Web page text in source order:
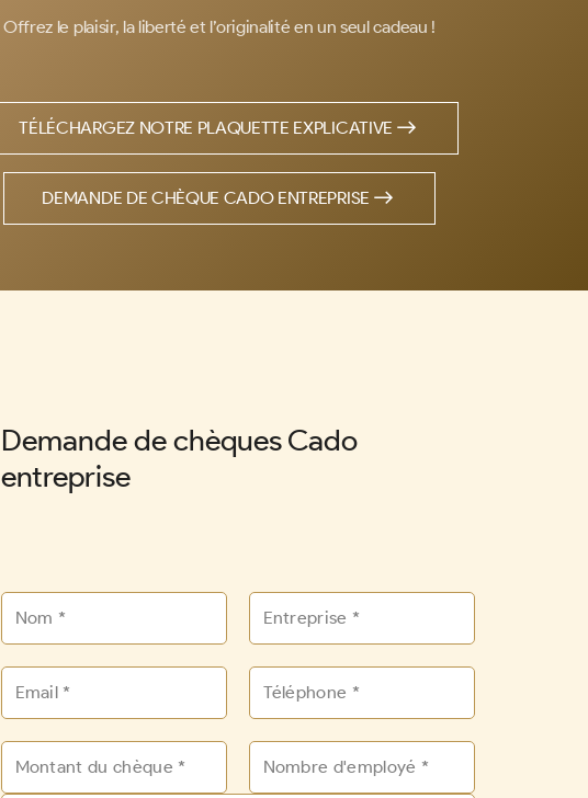
Offrez le plaisir, la liberté et l’originalité en un seul cadeau !
TÉLÉCHARGEZ NOTRE PLAQUETTE EXPLICATIVE
DEMANDE DE CHÈQUE CADO ENTREPRISE
Demande de chèques Cado
entreprise